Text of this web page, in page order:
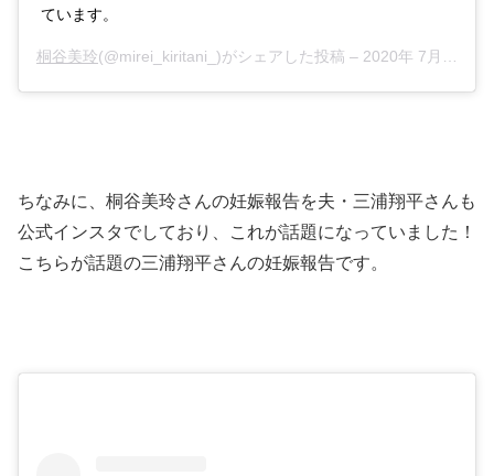
ています。
桐谷美玲(@mirei_kiritani_)がシェアした投稿 – 2020年 7月月6日午前3時59分PDT
ちなみに、 桐谷美玲さんの妊娠報告を夫・三浦翔平さんも
公式インスタでしており、これが話題になっていました！
こちらが話題の三浦翔平さんの妊娠報告です。